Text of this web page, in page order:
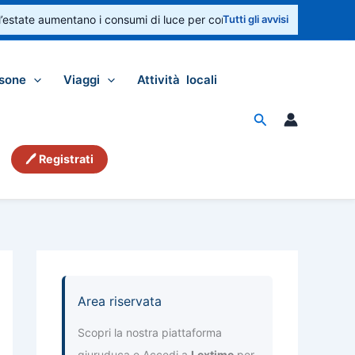
aumentano i consumi di luce per condizionatori e ventilatori.
Tutti gli avvisi
Viaggi Attività locali
🖊 Registrati
Cerca
Area riservata
Scopri la nostra piattaforma